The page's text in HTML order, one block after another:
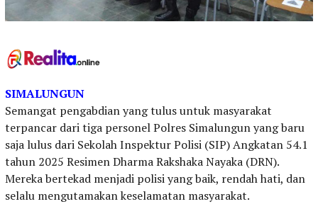
SIMALUNGUN
Semangat pengabdian yang tulus untuk masyarakat
terpancar dari tiga personel Polres Simalungun yang baru
saja lulus dari Sekolah Inspektur Polisi (SIP) Angkatan 54.1
tahun 2025 Resimen Dharma Rakshaka Nayaka (DRN).
Mereka bertekad menjadi polisi yang baik, rendah hati, dan
selalu mengutamakan keselamatan masyarakat.